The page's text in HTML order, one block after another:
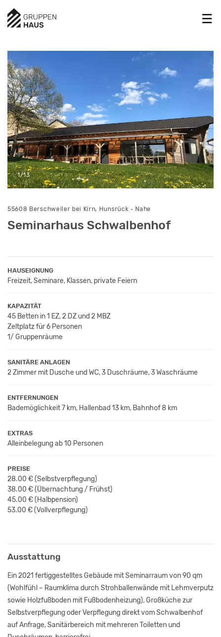
1/13
55608 Berschweiler bei Kirn, Hunsrück - Nahe
Seminarhaus Schwalbenhof
HAUSEIGNUNG
Freizeit, Seminare, Klassen, private Feiern
KAPAZITÄT
45 Betten in 1 EZ, 2 DZ und 2 MBZ
Zeltplatz für 6 Personen
1/ Gruppenräume
SANITÄRE ANLAGEN
2 Zimmer mit Dusche und WC, 3 Duschräume, 3 Waschräume
ENTFERNUNGEN
Bademöglichkeit 7 km, Hallenbad 13 km, Bahnhof 8 km
EXTRAS
Alleinbelegung ab 10 Personen
PREISE
28.00 €(Selbstverpflegung)
38.00 €(Übernachtung / Frühst)
45.00 €(Halbpension)
53.00 €(Vollverpflegung)
Ausstattung
Ein 2021 fertiggestelltes Gebäude mit Seminarraum von 90 qm
(Wohlfühl – Raumklima durch Strohballenwände mit Lehmverputz
sowie Holzfußboden mit Fußbodenheizung), Großküche zur
Selbstverpflegung oder Verpflegung direkt vom Schwalbenhof
auf Anfrage, Sanitärbereich mit mehreren Toiletten und